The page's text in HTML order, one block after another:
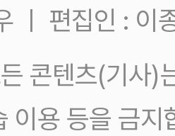
ㅣ 편집인 : 이
콘텐츠(기사)
이용 등을 금지